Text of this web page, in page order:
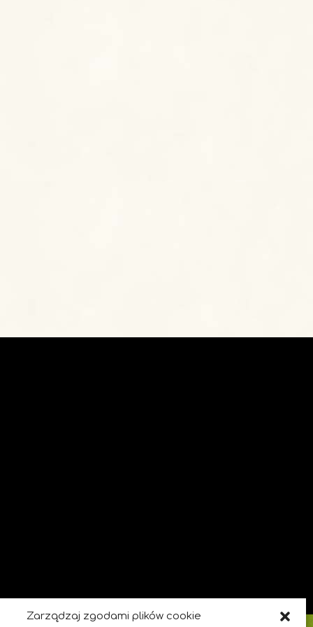
Zarządzaj zgodami plików cookie